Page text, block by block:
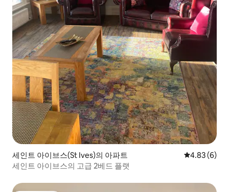
세인트 아이브스(St Ives)의 아파트 평점 4.83점
4.83 (6)
세인트 아이브스의 고급 2베드 플랫